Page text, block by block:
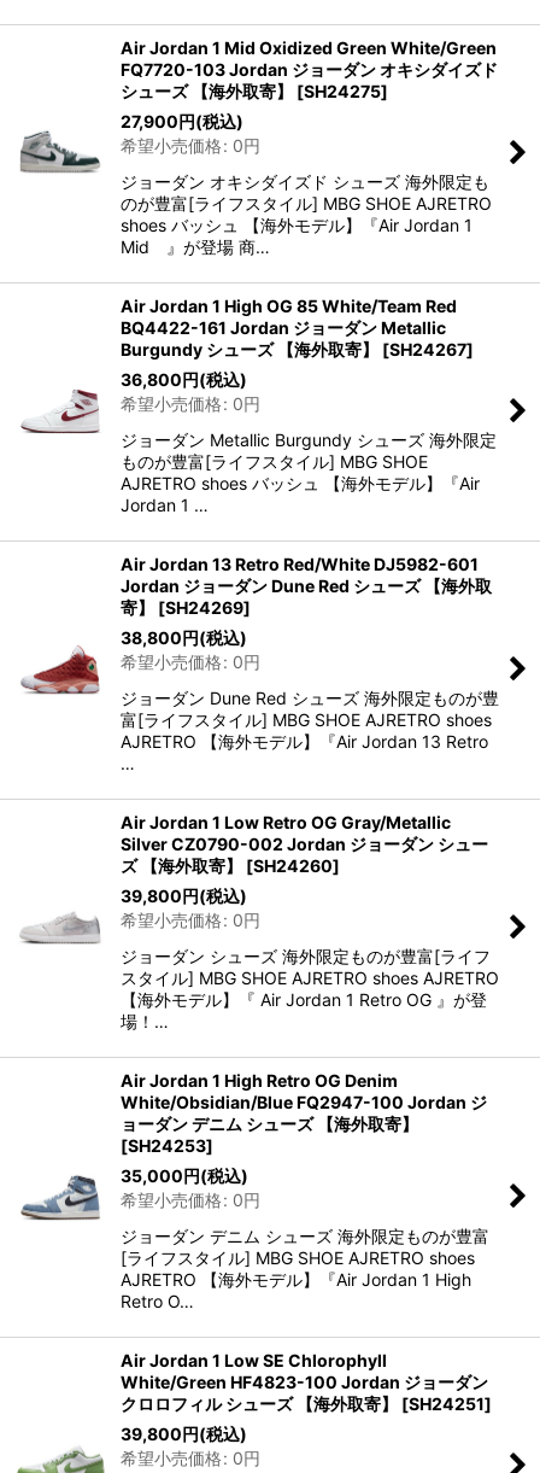
Air Jordan 1 Mid Oxidized Green White/Green
FQ7720-103 Jordan ジョーダン オキシダイズド
シューズ 【海外取寄】
[SH24275]
27,900円(税込)
希望小売価格: 0円
ジョーダン オキシダイズド シューズ 海外限定も
のが豊富[ライフスタイル] MBG SHOE AJRETRO
shoes バッシュ 【海外モデル】『Air Jordan 1
Mid 』が登場 商…
Air Jordan 1 High OG 85 White/Team Red
BQ4422-161 Jordan ジョーダン Metallic
Burgundy シューズ 【海外取寄】
[SH24267]
36,800円(税込)
希望小売価格: 0円
ジョーダン Metallic Burgundy シューズ 海外限定
ものが豊富[ライフスタイル] MBG SHOE
AJRETRO shoes バッシュ 【海外モデル】『Air
Jordan 1 …
Air Jordan 13 Retro Red/White DJ5982-601
Jordan ジョーダン Dune Red シューズ 【海外取
寄】
[SH24269]
38,800円(税込)
希望小売価格: 0円
ジョーダン Dune Red シューズ 海外限定ものが豊
富[ライフスタイル] MBG SHOE AJRETRO shoes
AJRETRO 【海外モデル】『Air Jordan 13 Retro
…
Air Jordan 1 Low Retro OG Gray/Metallic
Silver CZ0790-002 Jordan ジョーダン シュー
ズ 【海外取寄】
[SH24260]
39,800円(税込)
希望小売価格: 0円
ジョーダン シューズ 海外限定ものが豊富[ライフ
スタイル] MBG SHOE AJRETRO shoes AJRETRO
【海外モデル】『 Air Jordan 1 Retro OG 』が登
場！…
Air Jordan 1 High Retro OG Denim
White/Obsidian/Blue FQ2947-100 Jordan ジ
ョーダン デニム シューズ 【海外取寄】
[SH24253]
35,000円(税込)
希望小売価格: 0円
ジョーダン デニム シューズ 海外限定ものが豊富
[ライフスタイル] MBG SHOE AJRETRO shoes
AJRETRO 【海外モデル】『Air Jordan 1 High
Retro O…
Air Jordan 1 Low SE Chlorophyll
White/Green HF4823-100 Jordan ジョーダン
クロロフィル シューズ 【海外取寄】
[SH24251]
39,800円(税込)
希望小売価格: 0円